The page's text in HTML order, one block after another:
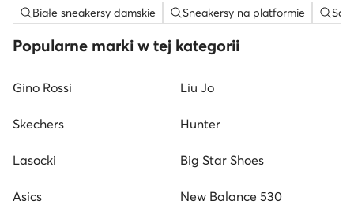
Białe sneakersy damskie Sneakersy na platformie
Popularne marki w tej kategorii
Gino Rossi Liu Jo
Skechers Hunter
Lasocki Big Star Shoes
Asics New Balance 530